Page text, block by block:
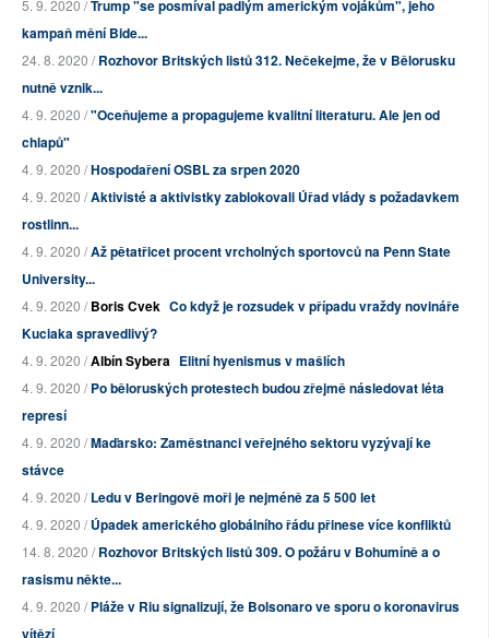
5. 9. 2020 /Trump "se posmíval padlým americkým vojákům", jeho
kampaň mění Bide...
24. 8. 2020 /Rozhovor Britských listů 312. Nečekejme, že v Bělorusku
nutně vznik...
4. 9. 2020 /"Oceňujeme a propagujeme kvalitní literaturu. Ale jen od
chlapů"
4. 9. 2020 /Hospodaření OSBL za srpen 2020
4. 9. 2020 /Aktivisté a aktivistky zablokovali Úřad vlády s požadavkem
rostlinn...
4. 9. 2020 /Až pětatřicet procent vrcholných sportovců na Penn State
University...
4. 9. 2020 /Boris Cvek Co když je rozsudek v případu vraždy novináře
Kuciaka spravedlivý?
4. 9. 2020 /Albín Sybera Elitní hyenismus v mašlích
4. 9. 2020 /Po běloruských protestech budou zřejmě následovat léta
represí
4. 9. 2020 /Maďarsko: Zaměstnanci veřejného sektoru vyzývají ke
stávce
4. 9. 2020 /Ledu v Beringově moři je nejméně za 5 500 let
4. 9. 2020 /Úpadek amerického globálního řádu přinese více konfliktů
14. 8. 2020 /Rozhovor Britských listů 309. O požáru v Bohumíně a o
rasismu někte...
4. 9. 2020 /Pláže v Riu signalizují, že Bolsonaro ve sporu o koronavirus